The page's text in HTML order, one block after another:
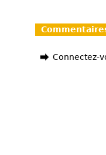
Connectez-